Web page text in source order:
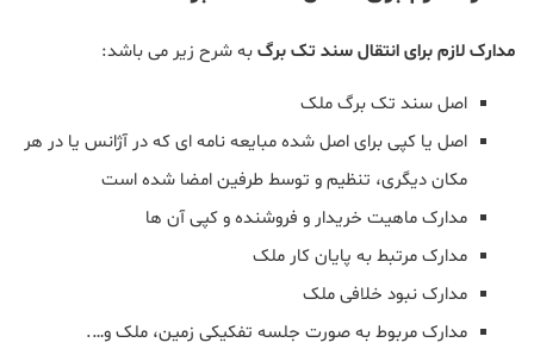
مدارک لازم برای انتقال سند تک برگبه شرح زیر می باشد:
اصل سند تک برگ ملک
اصل یا کپی برای اصل شده مبایعه نامه ای که در آژانس یا در هر
مکان دیگری، تنظیم و توسط طرفین امضا شده است
مدارک ماهیت خریدار و فروشنده و کپی آن ها
مدارک مرتبط به پایان کار ملک
مدارک نبود خلافی ملک
مدارک مربوط به صورت جلسه تفکیکی زمین، ملک و….